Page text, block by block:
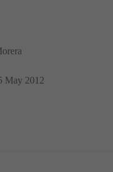
May 2012
Arrebato, Letra y Vídeo de